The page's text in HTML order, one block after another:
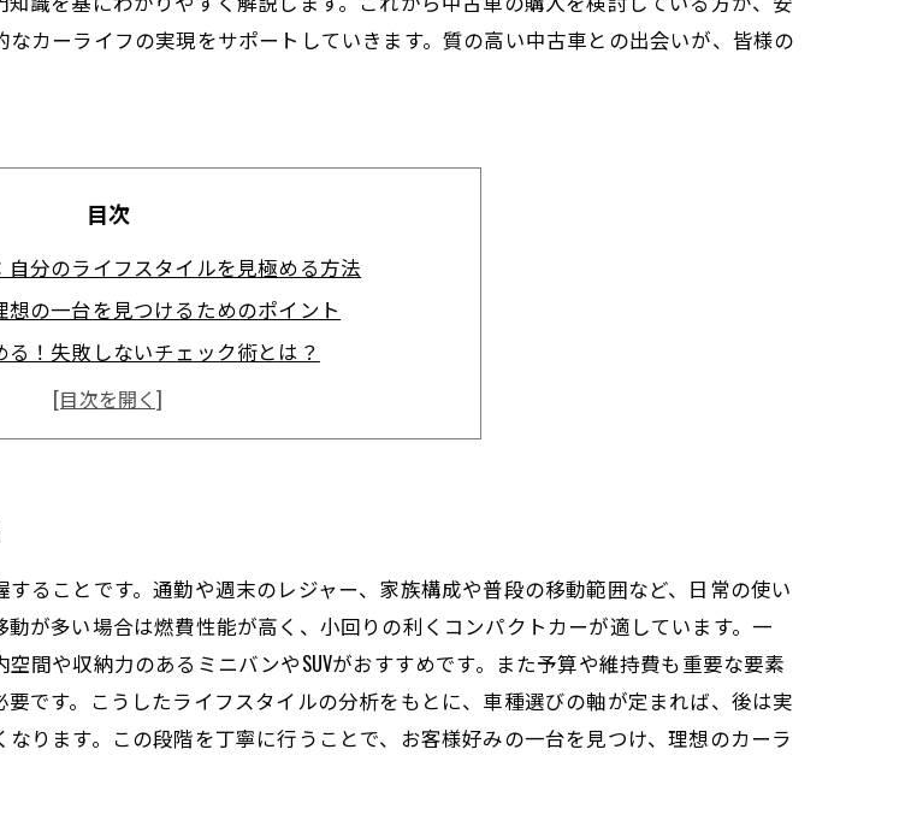
カーライフの実現をサポートしていきます。質の高い中古車との出会いが、皆様の
目次
分のライフスタイルを見極める方法
の一台を見つけるためのポイント
！失敗しないチェック術とは？
るためのメンテナンスのコツ
中古車購入から快適な毎日までのストーリー
と中古車購入の基礎知識
ることです。通勤や週末のレジャー、家族構成や普段の移動範囲など、日常の使い
が多い場合は燃費性能が高く、小回りの利くコンパクトカーが適しています。一
間や収納力のあるミニバンやSUVがおすすめです。また予算や維持費も重要な要素
です。こうしたライフスタイルの分析をもとに、車種選びの軸が定まれば、後は実
ります。この段階を丁寧に行うことで、お客様好みの一台を見つけ、理想のカーラ